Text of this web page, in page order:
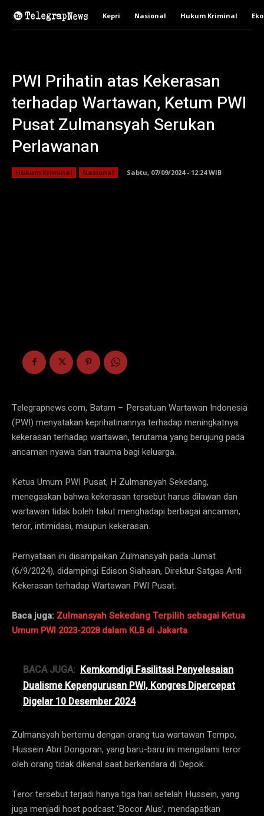
Kepri Nasional Hukum Kriminal
PWI Prihatin atas Kekerasan
terhadap Wartawan, Ketum PWI
Pusat Zulmansyah Serukan
Perlawanan
Hukum Kriminal Nasional Sabtu, 07/09/2024 - 12:24 WIB
Telegrapnews.com, Batam – Persatuan Wartawan Indonesia
(PWI) menyatakan keprihatinannya terhadap meningkatnya
kekerasan terhadap wartawan, terutama yang berujung pada
ancaman nyawa dan trauma bagi keluarga.
Ketua Umum PWI Pusat, H Zulmansyah Sekedang,
menegaskan bahwa kekerasan tersebut harus dilawan dan
wartawan tidak boleh takut menghadapi berbagai ancaman,
teror, intimidasi, maupun kekerasan.
Pernyataan ini disampaikan Zulmansyah pada Jumat
(6/9/2024), didampingi Edison Siahaan, Direktur Satgas Anti
Kekerasan terhadap Wartawan PWI Pusat.
Baca juga: Zulmansyah Sekedang Terpilih sebagai Ketua
Umum PWI 2023-2028 dalam KLB di Jakarta
BACA JUGA: Kemkomdigi Fasilitasi Penyelesaian
Dualisme Kepengurusan PWI, Kongres Dipercepat
Digelar 10 Desember 2024
Zulmansyah bertemu dengan orang tua wartawan Tempo,
Hussein Abri Dongoran, yang baru-baru ini mengalami teror
oleh orang tidak dikenal saat berkendara di Depok.
Teror tersebut terjadi hanya tiga hari setelah Hussein, yang
juga menjadi host podcast ‘Bocor Alus’, mendapatkan